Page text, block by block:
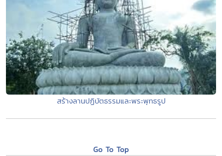
สร้างลานปฏิบัตธรรมและพระพุทธรูป
Go To Top